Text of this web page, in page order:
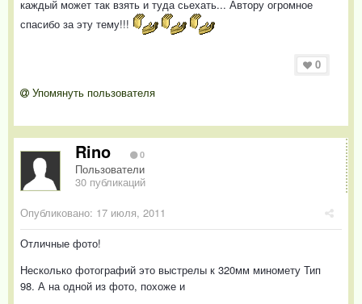
каждый может так взять и туда сьехать... Автору огромное
спасибо за эту тему!!!
0
Упомянуть пользователя
Rino 0
Пользователи
30 публикаций
Опубликовано: 17 июля, 2011
Отличные фото!
Несколько фотографий это выстрелы к 320мм миномету Тип
98. А на одной из фото, похоже и